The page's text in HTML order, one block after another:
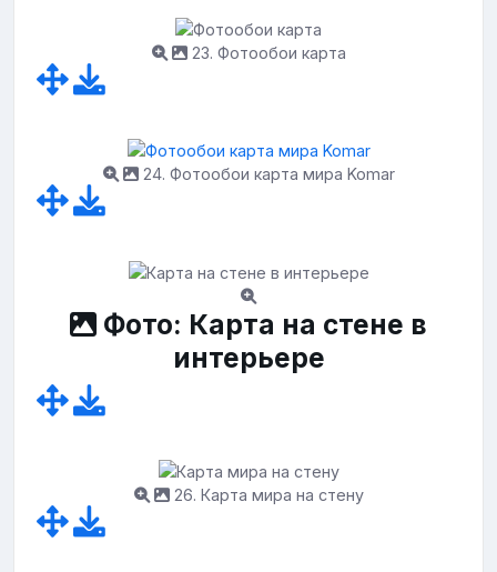
23. Фотообои карта
24. Фотообои карта мира Komar
Фото: Карта на стене в
интерьере
26. Карта мира на стену